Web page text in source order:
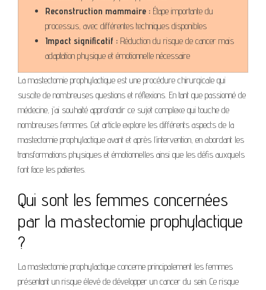
Reconstruction mammaire : Étape importante du
processus, avec différentes techniques disponibles
Impact significatif : Réduction du risque de cancer mais
adaptation physique et émotionnelle nécessaire
La mastectomie prophylactique est une procédure chirurgicale qui
suscite de nombreuses questions et réflexions. En tant que passionné de
médecine, j’ai souhaité approfondir ce sujet complexe qui touche de
nombreuses femmes. Cet article explore les différents aspects de la
mastectomie prophylactique avant et après l’intervention, en abordant les
transformations physiques et émotionnelles ainsi que les défis auxquels
font face les patientes.
Qui sont les femmes concernées
par la mastectomie prophylactique
?
La mastectomie prophylactique concerne principalement les femmes
présentant un risque élevé de développer un cancer du sein. Ce risque